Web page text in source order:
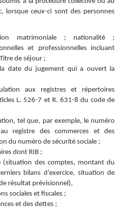
lorsque ceux-ci sont des personnes
matrimoniale ; nationalité ;
et professionnelles incluant
de séjour ;
date du jugement qui a ouvert la
aux registres et répertoires
L. 526-7 et R. 631-8 du code de
tel que, par exemple, le numéro
au registre des commerces et des
du numéro de sécurité sociale ;
dont RIB ;
(situation des comptes, montant du
bilans d’exercice, situation de
résultat prévisionnel),
sociales et fiscales ;
et des dettes ;